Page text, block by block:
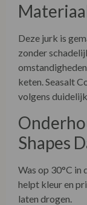
Deze jurk is
zonder
keten. Seasalt
volgens
Shapes
Was op 30°C in
helpt kleur en
laten drogen.